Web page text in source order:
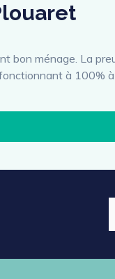
bon ménage. La
à 100%